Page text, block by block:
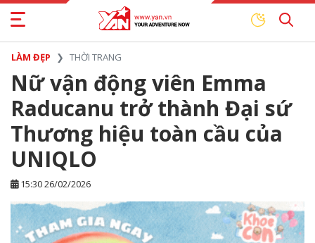
LÀM ĐẸP THỜI TRANG
Nữ vận động viên Emma
Raducanu trở thành Đại sứ
Thương hiệu toàn cầu của
UNIQLO
15:30 26/02/2026